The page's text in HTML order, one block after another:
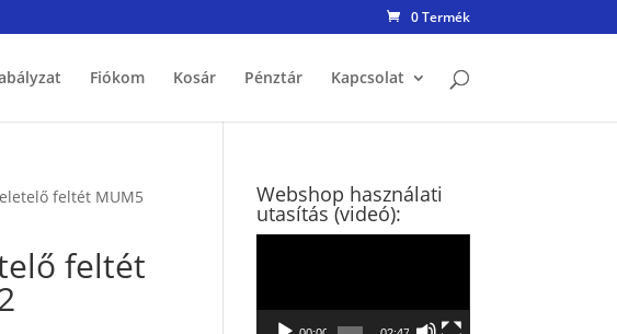
0 Termék
Fiókom Kosár Pénztár Kapcsolat
feltét MUM5
feltét
Webshop használati
utasítás (videó):